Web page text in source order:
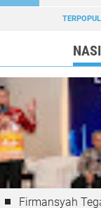
Firmansyah